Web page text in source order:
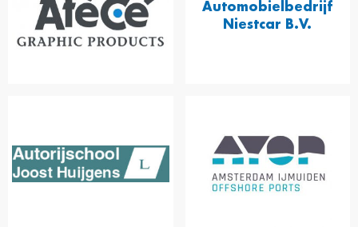
Automobielbedrijf
Niestcar B.V.